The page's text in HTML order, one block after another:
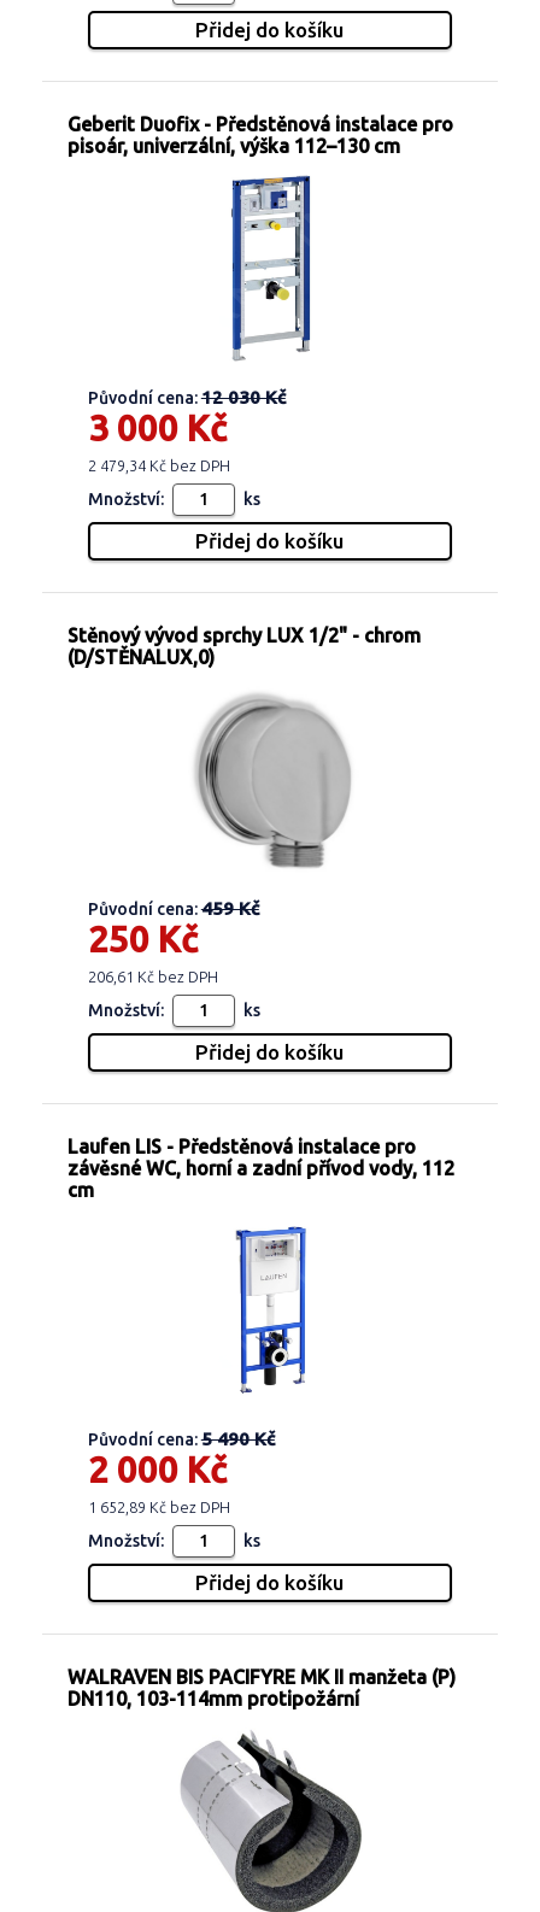
Geberit Duofix - Předstěnová instalace pro
pisoár, univerzální, výška 112–130 cm
Původní cena:12 030 Kč
3 000 Kč
2 479,34 Kč bez DPH
Množství: ks
Stěnový vývod sprchy LUX 1/2" - chrom
(D/STĚNALUX,0)
Původní cena:459 Kč
250 Kč
206,61 Kč bez DPH
Množství: ks
Laufen LIS - Předstěnová instalace pro
závěsné WC, horní a zadní přívod vody, 112
cm
Původní cena:5 490 Kč
2 000 Kč
1 652,89 Kč bez DPH
Množství: ks
WALRAVEN BIS PACIFYRE MK II manžeta (P)
DN110, 103-114mm protipožární